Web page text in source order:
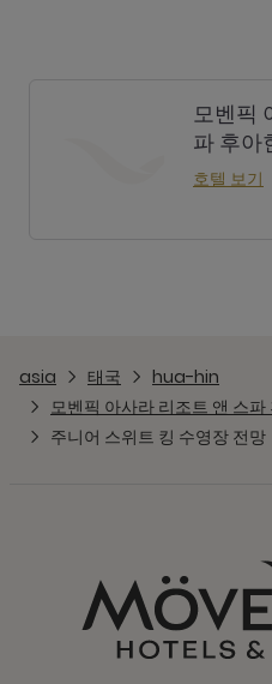
모벤픽
파 후아
호텔 보기
asia 태국
hua-hin
모벤픽 아사라 리조트 앤 스파
주니어 스위트 킹 수영장 전망